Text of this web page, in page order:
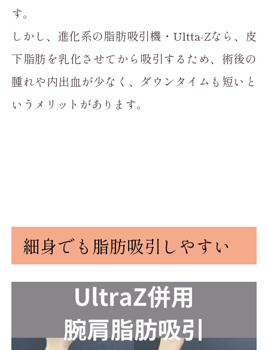
す。
しかし、進化系の脂肪吸引機・Ultta-Zなら、皮
下脂肪を乳化させてから吸引するため、術後の
腫れや内出血が少なく、ダウンタイムも短いと
いうメリットがあります。
細身でも脂肪吸引しやすい